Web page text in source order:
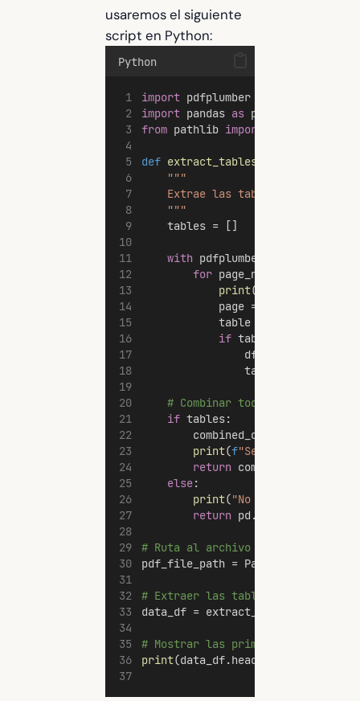
usaremos el siguiente
script en Python:
Python
import pdfplumber
import pandas as pd
from pathlib import
def extract_tables_from_pdf
"""
Extrae las tablas de un
    """
    tables = []
with
for page_number
print(
page =
table =
if table:
df =
                tables.append(df)
# Combinar todas las tablas
if tables:
combined_df =
print(f"Se han extraído
return combined_df
else:
print("No se encontraron
return pd.DataFrame()
# Ruta al archivo PDF
pdf_file_path = Path(
# Extraer las tablas
data_df =
# Mostrar las primeras filas
print(data_df.head())